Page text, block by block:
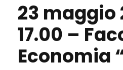
23 maggio
17.00 –
Economia